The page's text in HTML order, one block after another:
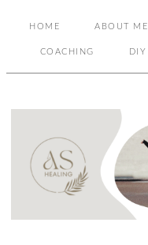
HOME ABOUT ME
COACHING DIY